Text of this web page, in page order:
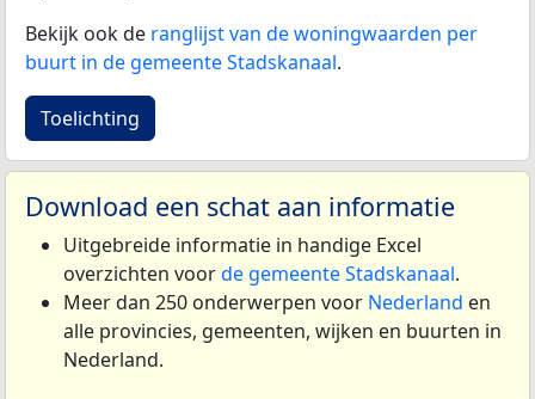
Bekijk ook de ranglijst van de woningwaarden per
buurt in de gemeente Stadskanaal.
Toelichting
Download een schat aan informatie
Uitgebreide informatie in handige Excel
overzichten voorde gemeente Stadskanaal.
Meer dan 250 onderwerpen voor Nederland en
alle provincies, gemeenten, wijken en buurten in
Nederland.